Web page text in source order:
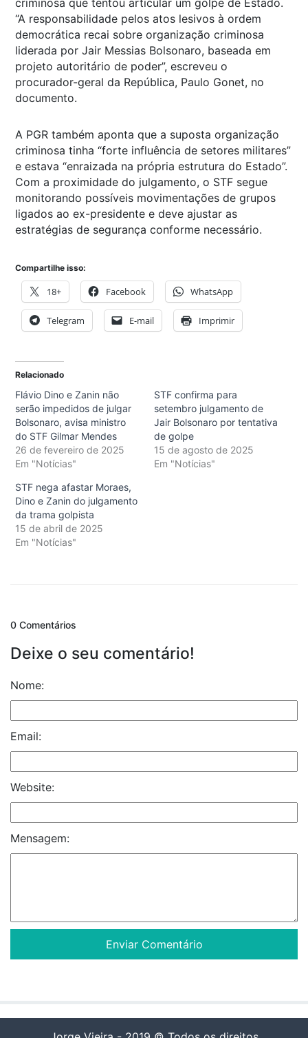
“A responsabilidade pelos atos lesivos à ordem
democrática recai sobre organização criminosa
liderada por Jair Messias Bolsonaro, baseada em
projeto autoritário de poder”, escreveu o
procurador-geral da República, Paulo Gonet, no
documento.
A PGR também aponta que a suposta organização
criminosa tinha “forte influência de setores militares”
e estava “enraizada na própria estrutura do Estado”.
Com a proximidade do julgamento, o STF segue
monitorando possíveis movimentações de grupos
ligados ao ex-presidente e deve ajustar as
estratégias de segurança conforme necessário.
Compartilhe isso:
18+ Facebook WhatsApp
Telegram E-mail Imprimir
Relacionado
Flávio Dino e Zanin não
serão impedidos de julgar
Bolsonaro, avisa ministro
do STF Gilmar Mendes
26 de fevereiro de 2025
Em "Notícias"
STF confirma para
setembro julgamento de
Jair Bolsonaro por tentativa
de golpe
15 de agosto de 2025
Em "Notícias"
STF nega afastar Moraes,
Dino e Zanin do julgamento
da trama golpista
15 de abril de 2025
Em "Notícias"
0 Comentários
Deixe o seu comentário!
Nome:
Email:
Website:
Mensagem: